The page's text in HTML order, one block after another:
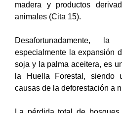
madera y productos
animales (Cita 15).
Desafortunadamente, la
especialmente la expansión
soja y la palma aceitera, es
la Huella Forestal, siendo
causas de la deforestación a